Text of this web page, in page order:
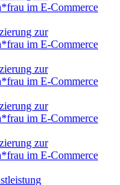
im E-Commerce
zur
im E-Commerce
zur
im E-Commerce
zur
im E-Commerce
zur
im E-Commerce